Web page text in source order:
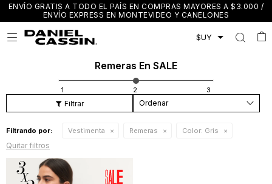
ENVÍO GRATIS A TODO EL PAÍS EN COMPRAS MAYORES A $3.000 /
ENVÍO EXPRESS EN MONTEVIDEO Y CANELONES

Remeras En SALE
Recomendados
Filtrando por: Vestimenta Remeras Color: Gris
Quitar filtros